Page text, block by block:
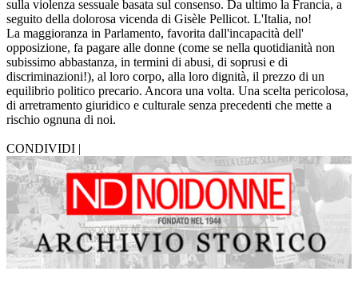
sulla violenza sessuale basata sul consenso. Da ultimo la Francia, a
seguito della dolorosa vicenda di Gisèle Pellicot. L'Italia, no!
La maggioranza in Parlamento, favorita dall'incapacità dell'
opposizione, fa pagare alle donne (come se nella quotidianità non
subissimo abbastanza, in termini di abusi, di soprusi e di
discriminazioni!), al loro corpo, alla loro dignità, il prezzo di un
equilibrio politico precario. Ancora una volta. Una scelta pericolosa,
di arretramento giuridico e culturale senza precedenti che mette a
rischio ognuna di noi.
CONDIVIDI |